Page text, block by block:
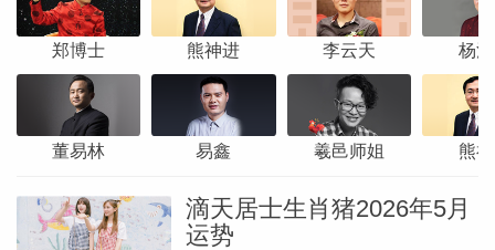
郑博士 熊神进 李云天 杨
董易林 易鑫 羲邑师姐 熊
滴天居士生肖猪2026年5月
运势